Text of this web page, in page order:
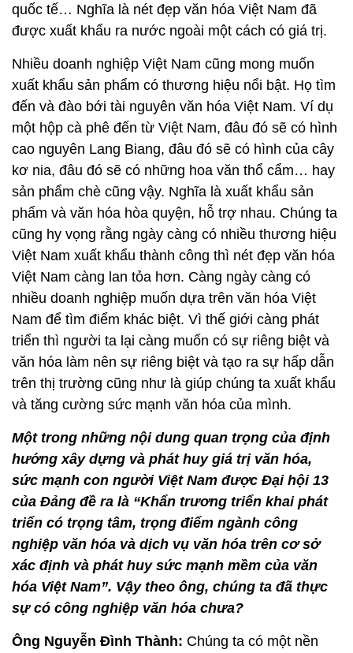
quốc tế… Nghĩa là nét đẹp văn hóa Việt Nam đã
được xuất khẩu ra nước ngoài một cách có giá trị.
Nhiều doanh nghiệp Việt Nam cũng mong muốn
xuất khẩu sản phẩm có thương hiệu nổi bật. Họ tìm
đến và đào bới tài nguyên văn hóa Việt Nam. Ví dụ
một hộp cà phê đến từ Việt Nam, đâu đó sẽ có hình
cao nguyên Lang Biang, đâu đó sẽ có hình của cây
kơ nia, đâu đó sẽ có những hoa văn thổ cẩm… hay
sản phẩm chè cũng vậy. Nghĩa là xuất khẩu sản
phẩm và văn hóa hòa quyện, hỗ trợ nhau. Chúng ta
cũng hy vọng rằng ngày càng có nhiều thương hiệu
Việt Nam xuất khẩu thành công thì nét đẹp văn hóa
Việt Nam càng lan tỏa hơn. Càng ngày càng có
nhiều doanh nghiệp muốn dựa trên văn hóa Việt
Nam để tìm điểm khác biệt. Vì thế giới càng phát
triển thì người ta lại càng muốn có sự riêng biệt và
văn hóa làm nên sự riêng biệt và tạo ra sự hấp dẫn
trên thị trường cũng như là giúp chúng ta xuất khẩu
và tăng cường sức mạnh văn hóa của mình.
Một trong những nội dung quan trọng của định
hướng xây dựng và phát huy giá trị văn hóa,
sức mạnh con người Việt Nam được Đại hội 13
của Đảng đề ra là “Khẩn trương triển khai phát
triển có trọng tâm, trọng điểm ngành công
nghiệp văn hóa và dịch vụ văn hóa trên cơ sở
xác định và phát huy sức mạnh mềm của văn
hóa Việt Nam”. Vậy theo ông, chúng ta đã thực
sự có công nghiệp văn hóa chưa?
Ông Nguyễn Đình Thành: Chúng ta có một nền